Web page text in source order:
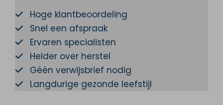
Hoge klantbeoordeling
Snel een afspraak
Ervaren specialisten
Helder over herstel
Géén verwijsbrief nodig
Langdurige gezonde leefstijl